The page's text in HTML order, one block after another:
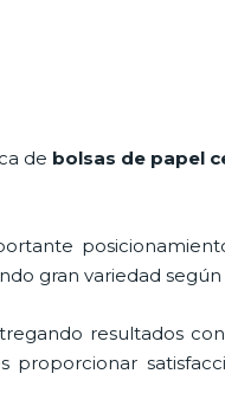
de bolsas de papel
gran variedad
resultados
proporcionar